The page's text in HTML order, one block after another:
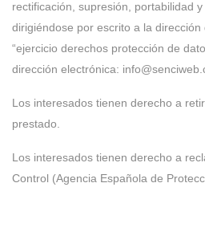
rectificación, supresión, portabilidad
dirigiéndose por escrito a la
“ejercicio derechos protección de
dirección electrónica:
Los interesados tienen derecho a
prestado.
Los interesados tienen derecho a
Control (Agencia Española de